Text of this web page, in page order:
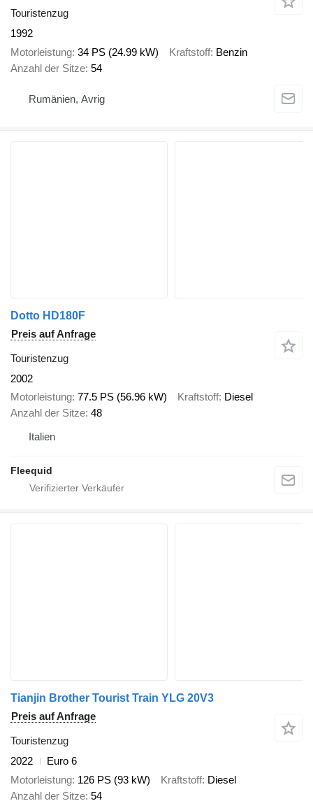
Touristenzug
1992
Motorleistung 34 PS (24.99 kW) Kraftstoff Benzin
Anzahl der Sitze 54
Rumänien, Avrig
Dotto HD180F
Preis auf Anfrage
Touristenzug
2002
Motorleistung 77.5 PS (56.96 kW) Kraftstoff Diesel
Anzahl der Sitze 48
Italien
Fleequid
Tianjin Brother Tourist Train YLG 20V3
Preis auf Anfrage
Touristenzug
2022
Euro 6
Motorleistung 126 PS (93 kW) Kraftstoff Diesel
Anzahl der Sitze 54